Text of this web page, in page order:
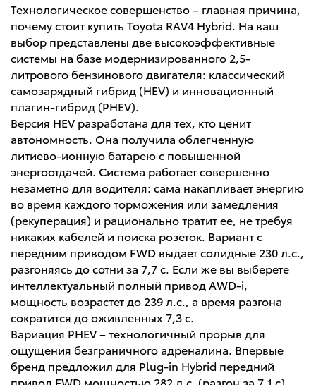
Технологическое совершенство – главная причина,
почему стоит купить Toyota RAV4 Hybrid. На ваш
выбор представлены две высокоэффективные
системы на базе модернизированного 2,5-
литрового бензинового двигателя: классический
самозарядный гибрид (HEV) и инновационный
плагин-гибрид (PHEV).
Версия HEV разработана для тех, кто ценит
автономность. Она получила облегченную
литиево-ионную батарею с повышенной
энергоотдачей. Система работает совершенно
незаметно для водителя: сама накапливает энергию
во время каждого торможения или замедления
(рекуперация) и рационально тратит ее, не требуя
никаких кабелей и поиска розеток. Вариант с
передним приводом FWD выдает солидные 230 л.с.,
разгоняясь до сотни за 7,7 с. Если же вы выберете
интеллектуальный полный привод AWD-i,
мощность возрастет до 239 л.с., а время разгона
сократится до оживленных 7,3 с.
Вариация PHEV – технологичный прорыв для
ощущения безграничного адреналина. Впервые
бренд предложил для Plug-in Hybrid передний